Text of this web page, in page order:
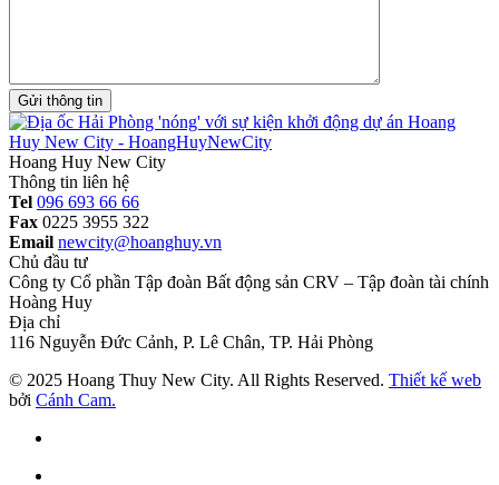
Gửi thông tin
Hoang Huy New City
Thông tin liên hệ
Tel 096 693 66 66
Fax 0225 3955 322
Email newcity@hoanghuy.vn
Chủ đầu tư
Công ty Cổ phần Tập đoàn Bất động sản CRV – Tập đoàn tài chính
Hoàng Huy
Địa chỉ
116 Nguyễn Đức Cảnh, P. Lê Chân, TP. Hải Phòng
© 2025 Hoang Thuy New City. All Rights Reserved. Thiết kế web
bởi Cánh Cam.